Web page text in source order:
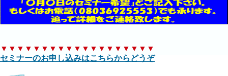
▼▼▼▼▼▼▼▼▼▼▼▼▼▼▼▼▼▼▼
セミナーのお申し込みはこちらからどうぞ